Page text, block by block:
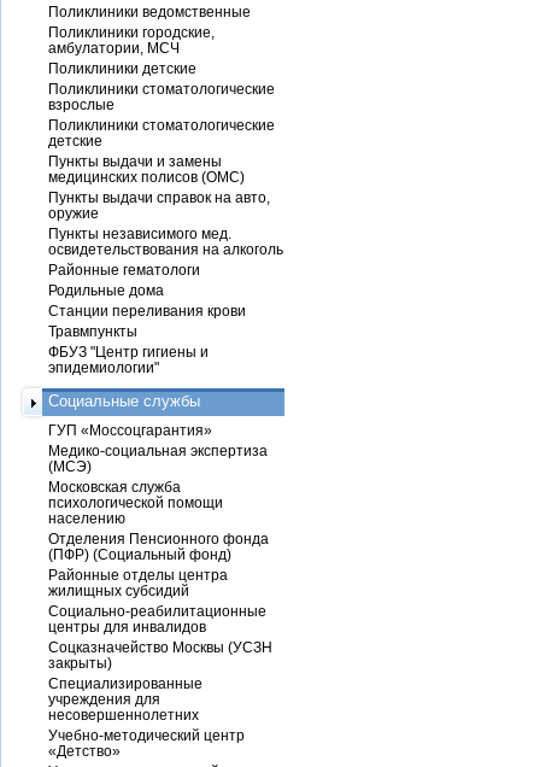
Поликлиники ведомственные
Поликлиники городские,
амбулатории, МСЧ
Поликлиники детские
Поликлиники стоматологические
взрослые
Поликлиники стоматологические
детские
Пункты выдачи и замены
медицинских полисов (ОМС)
Пункты выдачи справок на авто,
оружие
Пункты независимого мед.
освидетельствования на алкоголь
Районные гематологи
Родильные дома
Станции переливания крови
Травмпункты
ФБУЗ "Центр гигиены и
эпидемиологии"
Социальные службы
ГУП «Моссоцгарантия»
Медико-социальная экспертиза
(МСЭ)
Московская служба
психологической помощи
населению
Отделения Пенсионного фонда
(ПФР) (Социальный фонд)
Районные отделы центра
жилищных субсидий
Социально-реабилитационные
центры для инвалидов
Соцказначейство Москвы (УСЗН
закрыты)
Специализированные
учреждения для
несовершеннолетних
Учебно-методический центр
«Детство»